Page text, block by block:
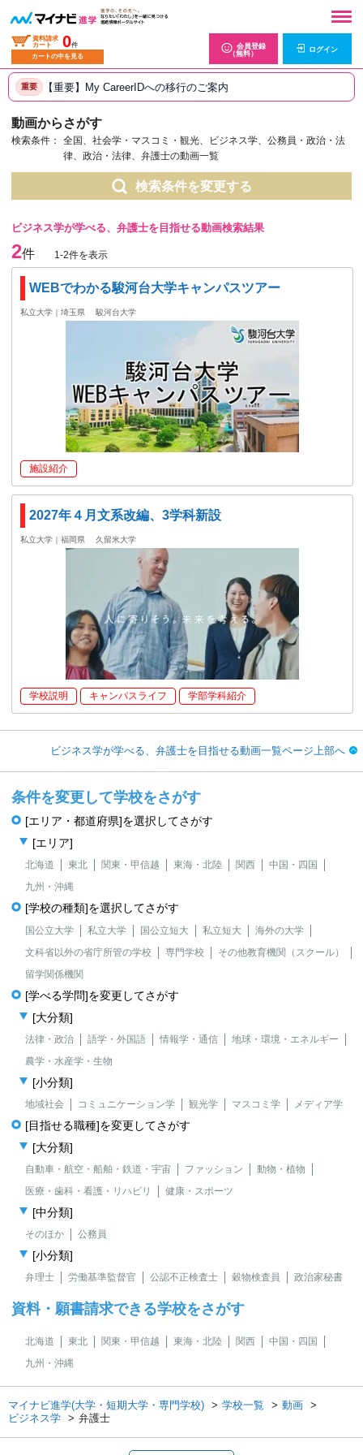
資料請求
カート
0件
カートの中を見る
会員登録
（無料）
ログイン
重要 【重要】My CareerIDへの移行のご案内
動画からさがす
検索条件：
全国、社会学・マスコミ・観光、ビジネス学、公務員・政治・法
律、政治・法律、弁護士の動画一覧
検索条件を変更する
ビジネス学が学べる、弁護士を目指せる動画検索結果
2件 1-2件を表示
WEBでわかる駿河台大学キャンパスツアー
私立大学｜埼玉県 駿河台大学
施設紹介
2027年４月文系改編、3学科新設
私立大学｜福岡県 久留米大学
学校説明 キャンパスライフ 学部学科紹介
ビジネス学が学べる、弁護士を目指せる動画一覧ページ上部へ
条件を変更して学校をさがす
[エリア・都道府県]を選択してさがす
[エリア]
北海道 東北 関東・甲信越 東海・北陸 関西
中国・四国
九州・沖縄
[学校の種類]を選択してさがす
国公立大学 私立大学 国公立短大 私立短大
海外の大学
文科省以外の省庁所管の学校
専門学校
その他教育機関（スクール）
留学関係機関
[学べる学問]を変更してさがす
[大分類]
法律・政治 語学・外国語 情報学・通信
地球・環境・エネルギー
農学・水産学・生物
[小分類]
地域社会 コミュニケーション学 観光学 マスコミ学 メディア学
[目指せる職種]を変更してさがす
[大分類]
自動車・航空・船舶・鉄道・宇宙 ファッション
動物・植物
医療・歯科・看護・リハビリ
健康・スポーツ
[中分類]
そのほか 公務員
[小分類]
弁理士 労働基準監督官 公認不正検査士 穀物検査員 政治家秘書
資料・願書請求できる学校をさがす
北海道 東北 関東・甲信越 東海・北陸 関西
中国・四国
九州・沖縄
マイナビ進学(大学・短期大学・専門学校) 学校一覧
動画
ビジネス学
弁護士